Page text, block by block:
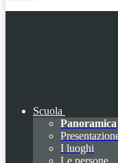
Scuola
Panoramica
I luoghi